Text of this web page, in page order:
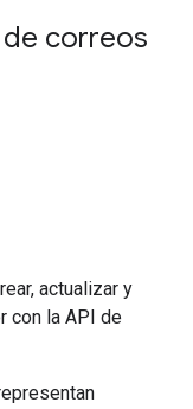
correos
actualizar y
con la API de